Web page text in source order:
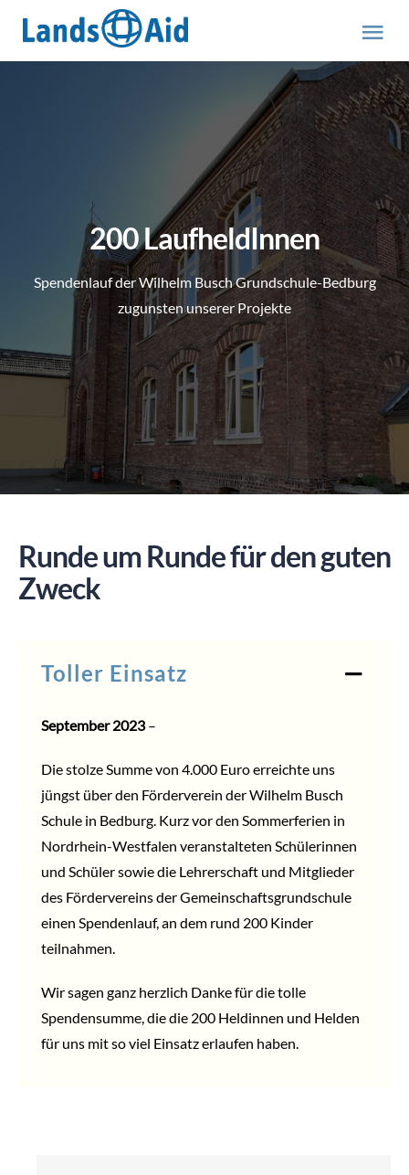
Inhalt
springen
ABOUT US (engl.)
MITMACHEN
200 LaufheldInnen
Spendenlauf der Wilhelm Busch Grundschule-Bedburg
zugunsten unserer Projekte
Runde um Runde für den guten
Zweck
Toller Einsatz
September 2023–
Die stolze Summe von 4.000 Euro erreichte uns
jüngst über den Förderverein der Wilhelm Busch
Schule in Bedburg. Kurz vor den Sommerferien in
Nordrhein-Westfalen veranstalteten Schülerinnen
und Schüler sowie die Lehrerschaft und Mitglieder
des Fördervereins der Gemeinschaftsgrundschule
einen Spendenlauf, an dem rund 200 Kinder
teilnahmen.
Wir sagen ganz herzlich Danke für die tolle
Spendensumme, die die 200 Heldinnen und Helden
für uns mit so viel Einsatz erlaufen haben.